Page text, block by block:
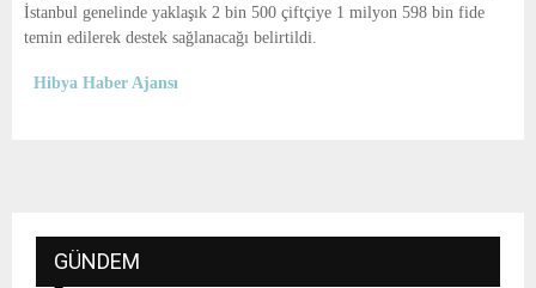
İstanbul genelinde yaklaşık 2 bin 500 çiftçiye 1 milyon 598 bin fide
temin edilerek destek sağlanacağı belirtildi.
Hibya Haber Ajansı
GÜNDEM